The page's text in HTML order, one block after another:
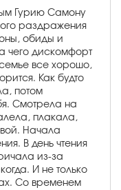
Гурию Самону
раздражения
обиды и
чего дискомфорт
семье все хорошо,
Как будто
потом
Смотрела на
плакала,
Начала
В день чтения
из-за
И не только
Со временем